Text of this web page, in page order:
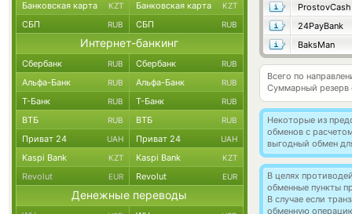
ProstovCash
24PayBank
BaksMan
Всего по
Суммарный резерв
Некоторые из
обменов с
выгодный обмен
В целях
обменные пункты
В случае если
обменную
Банковская карта KZT Банковская карта KZT
СБП RUB СБП RUB
Интернет-банкинг
Сбербанк RUB Сбербанк RUB
Альфа-Банк RUB Альфа-Банк RUB
Т-Банк RUB Т-Банк RUB
ВТБ RUB ВТБ RUB
Приват 24 UAH Приват 24 UAH
Kaspi Bank KZT Kaspi Bank KZT
Revolut EUR Revolut EUR
Денежные переводы